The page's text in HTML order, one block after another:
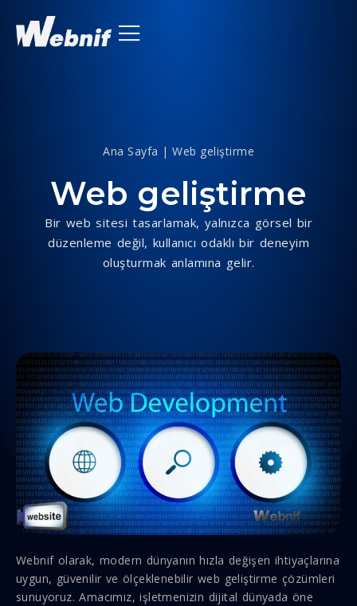
Ana Sayfa | Web geliştirme
Web geliştirme
Bir web sitesi tasarlamak, yalnızca görsel bir
düzenleme değil, kullanıcı odaklı bir deneyim
oluşturmak anlamına gelir.
Webnif olarak, modern dünyanın hızla değişen ihtiyaçlarına
uygun, güvenilir ve ölçeklenebilir web geliştirme çözümleri
sunuyoruz. Amacımız, işletmenizin dijital dünyada öne